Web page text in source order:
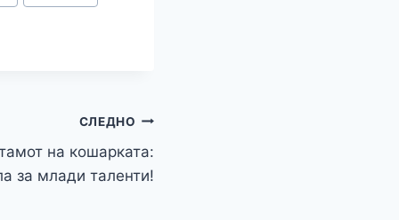
СЛЕДНО
на кошарката:
за млади таленти!